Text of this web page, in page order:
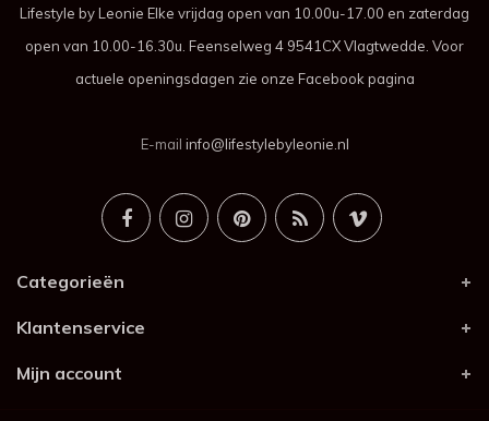
Lifestyle by Leonie Elke vrijdag open van 10.00u-17.00 en zaterdag
open van 10.00-16.30u. Feenselweg 4 9541CX Vlagtwedde. Voor
actuele openingsdagen zie onze Facebook pagina
E-mail info@lifestylebyleonie.nl
Categorieën
Klantenservice
Mijn account